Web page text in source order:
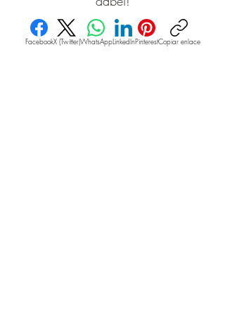
FacebookX (Twitter)WhatsAppLinkedInPinterestCopiar enlace